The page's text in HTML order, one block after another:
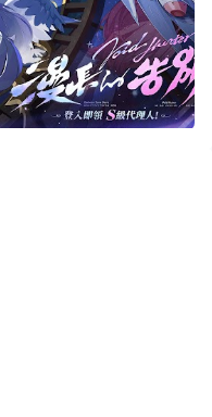
、有異化造物，甚至有舊
。
肆虐、異變橫生，空洞